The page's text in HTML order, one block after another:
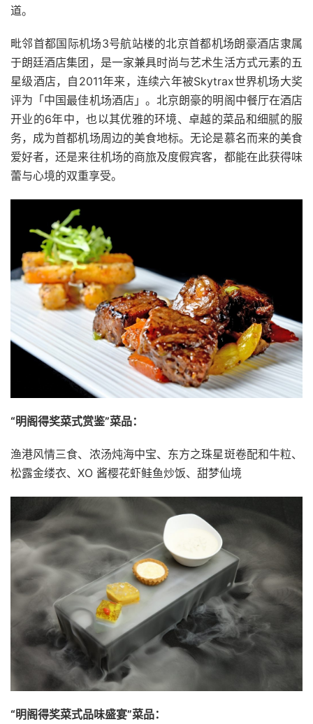
道。
毗邻首都国际机场3号航站楼的北京首都机场朗豪酒店隶属
于朗廷酒店集团，是一家兼具时尚与艺术生活方式元素的五
星级酒店，自2011年来，连续六年被Skytrax世界机场大奖
评为「中国最佳机场酒店」。北京朗豪的明阁中餐厅在酒店
开业的6年中，也以其优雅的环境、卓越的菜品和细腻的服
务，成为首都机场周边的美食地标。无论是慕名而来的美食
爱好者，还是来往机场的商旅及度假宾客，都能在此获得味
蕾与心境的双重享受。
“明阁得奖菜式赏鉴”菜品：
渔港风情三食、浓汤炖海中宝、东方之珠星斑卷配和牛粒、
松露金缕衣、XO 酱樱花虾鲑鱼炒饭、甜梦仙境
“明阁得奖菜式品味盛宴”菜品：